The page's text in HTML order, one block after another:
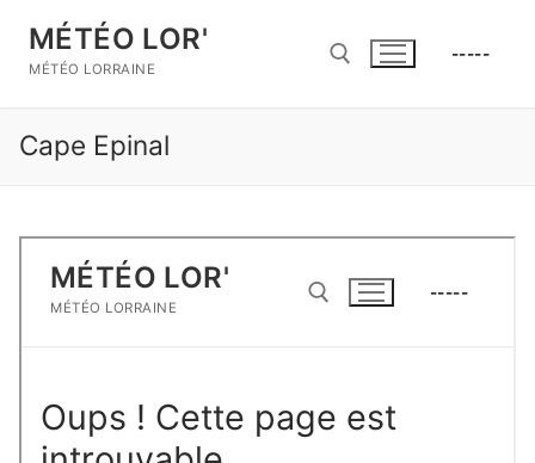
contenu
MÉTÉO LOR'
MÉTÉO LORRAINE
Rechercher :
-----
Cape Epinal